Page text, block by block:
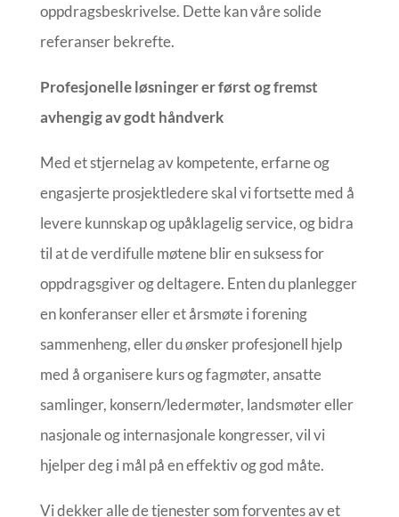
oppdragsbeskrivelse. Dette kan våre solide
referanser bekrefte.
Profesjonelle løsninger er først og fremst
avhengig av godt håndverk
Med et stjernelag av kompetente, erfarne og
engasjerte prosjektledere skal vi fortsette med å
levere kunnskap og upåklagelig service, og bidra
til at de verdifulle møtene blir en suksess for
oppdragsgiver og deltagere. Enten du planlegger
en konferanser eller et årsmøte i forening
sammenheng, eller du ønsker profesjonell hjelp
med å organisere kurs og fagmøter, ansatte
samlinger, konsern/ledermøter, landsmøter eller
nasjonale og internasjonale kongresser, vil vi
hjelper deg i mål på en effektiv og god måte.
Vi dekker alle de tjenester som forventes av et